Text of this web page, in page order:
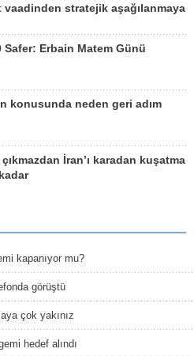
vaadinden stratejik aşağılanmaya
Safer: Erbain Matem Günü
konusunda neden geri adım
İran’ı karadan kuşatma
kapanıyor mu?
görüştü
çok yakınız
hedef alındı